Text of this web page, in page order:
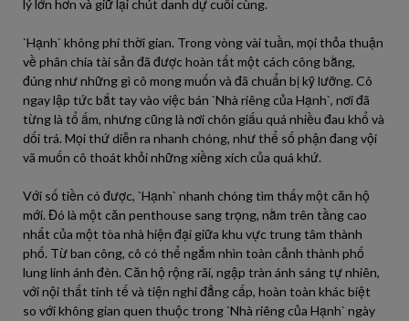
lý lớn hơn và giữ lại chút danh dự cuối cùng.
`Hạnh` không phí thời gian. Trong vòng vài tuần, mọi thỏa thuận
về phân chia tài sản đã được hoàn tất một cách công bằng,
đúng như những gì cô mong muốn và đã chuẩn bị kỹ lưỡng. Cô
ngay lập tức bắt tay vào việc bán `Nhà riêng của Hạnh`, nơi đã
từng là tổ ấm, nhưng cũng là nơi chôn giấu quá nhiều đau khổ và
dối trá. Mọi thứ diễn ra nhanh chóng, như thể số phận đang vội
vã muốn cô thoát khỏi những xiềng xích của quá khứ.
Với số tiền có được, `Hạnh` nhanh chóng tìm thấy một căn hộ
mới. Đó là một căn penthouse sang trọng, nằm trên tầng cao
nhất của một tòa nhà hiện đại giữa khu vực trung tâm thành
phố. Từ ban công, cô có thể ngắm nhìn toàn cảnh thành phố
lung linh ánh đèn. Căn hộ rộng rãi, ngập tràn ánh sáng tự nhiên,
với nội thất tinh tế và tiện nghi đẳng cấp, hoàn toàn khác biệt
so với không gian quen thuộc trong `Nhà riêng của Hạnh` ngày